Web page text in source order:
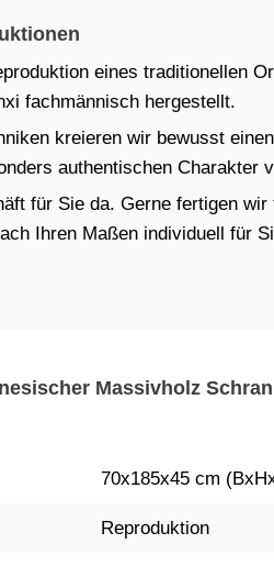
eines traditionellen
fachmännisch hergestellt.
kreieren wir bewusst
authentischen Charakter
für Sie da. Gerne fertigen wir
Ihren Maßen individuell für
Massivholz
70x185x45 cm
Reproduktion